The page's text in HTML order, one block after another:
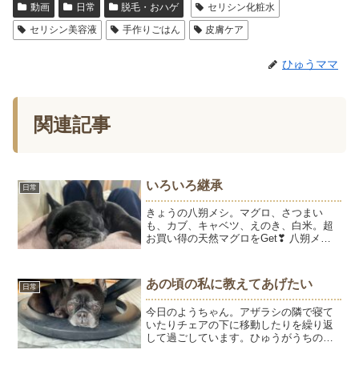
動画 日常 脱毛・おハゲ
セリシン化粧水
セリシン美容液
手作りごはん 皮膚ケア
ひゅうママ
関連記事
日常 いろいろ継承
きょうの八朔メシ。マグロ、さつまい
も、カブ、キャベツ、えのき、白米。超
お買い得の天然マグロをGet❣ 八朔メシ3
ド。リビングで一番お気に入りのベッド
は、第2ベッド＆とう...
日常 あの頃の私に教えてあげたい
今日のようちゃん。アザラシの隣で寝て
いたりチェアの下に移動したりを繰り返
して過ごしています。ひゅうがうちの子